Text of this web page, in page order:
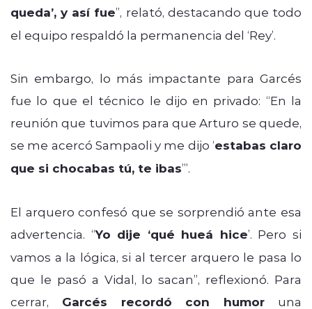
queda’, y así fue”, relató, destacando que todo
el equipo respaldó la permanencia del ‘Rey’.
Sin embargo, lo más impactante para Garcés
fue lo que el técnico le dijo en privado: “En la
reunión que tuvimos para que Arturo se quede,
se me acercó Sampaoli y me dijo ‘estabas claro
que si chocabas tú, te ibas’”.
El arquero confesó que se sorprendió ante esa
advertencia. “Yo dije ‘qué hueá hice’. Pero si
vamos a la lógica, si al tercer arquero le pasa lo
que le pasó a Vidal, lo sacan”, reflexionó. Para
cerrar, Garcés recordó con humor una